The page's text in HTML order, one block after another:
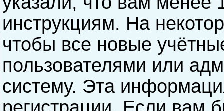
инструкциям. На
чтобы все новые
пользователями или
систему. Эта